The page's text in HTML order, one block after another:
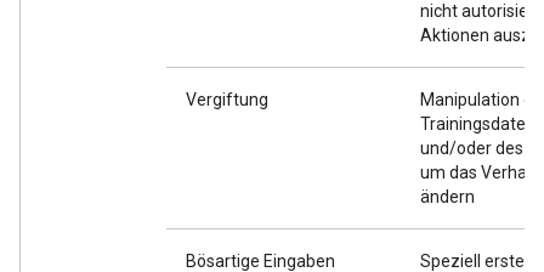
nicht
Aktionen
Vergiftung
Manipulation
Trainingsdaten
und/oder des
um das
ändern
Bösartige Eingaben
Speziell